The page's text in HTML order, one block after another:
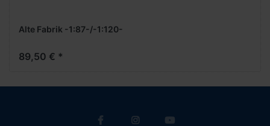
Alte Fabrik -1:87-/-1:120-
89,50 € *